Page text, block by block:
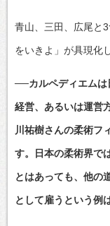
青山、三田、広尾と
をいきよ」が具現化
──カルペディエムは
経営、あるいは運営
川祐樹さんの柔術フ
す。日本の柔術界で
とはあっても、他の
として雇うという例